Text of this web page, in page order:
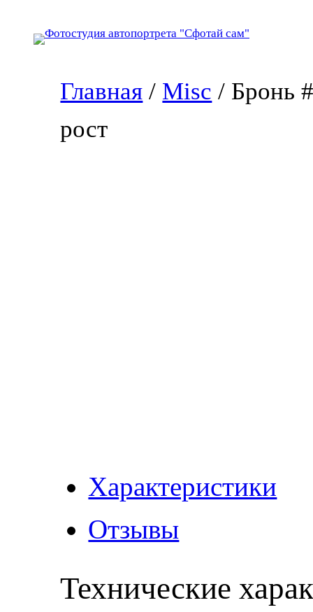
Главная / Misc / Бронь
рост
Характеристики
Отзывы
Технические